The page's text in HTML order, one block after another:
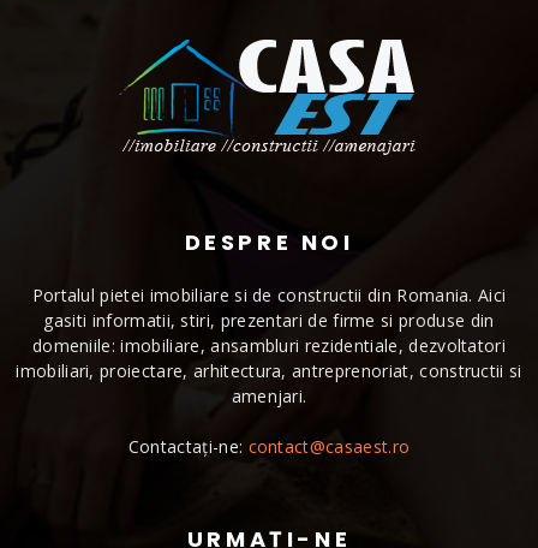
DESPRE NOI
Portalul pietei imobiliare si de constructii din Romania. Aici
gasiti informatii, stiri, prezentari de firme si produse din
domeniile: imobiliare, ansambluri rezidentiale, dezvoltatori
imobiliari, proiectare, arhitectura, antreprenoriat, constructii si
amenjari.
Contactați-ne: contact@casaest.ro
URMAȚI-NE